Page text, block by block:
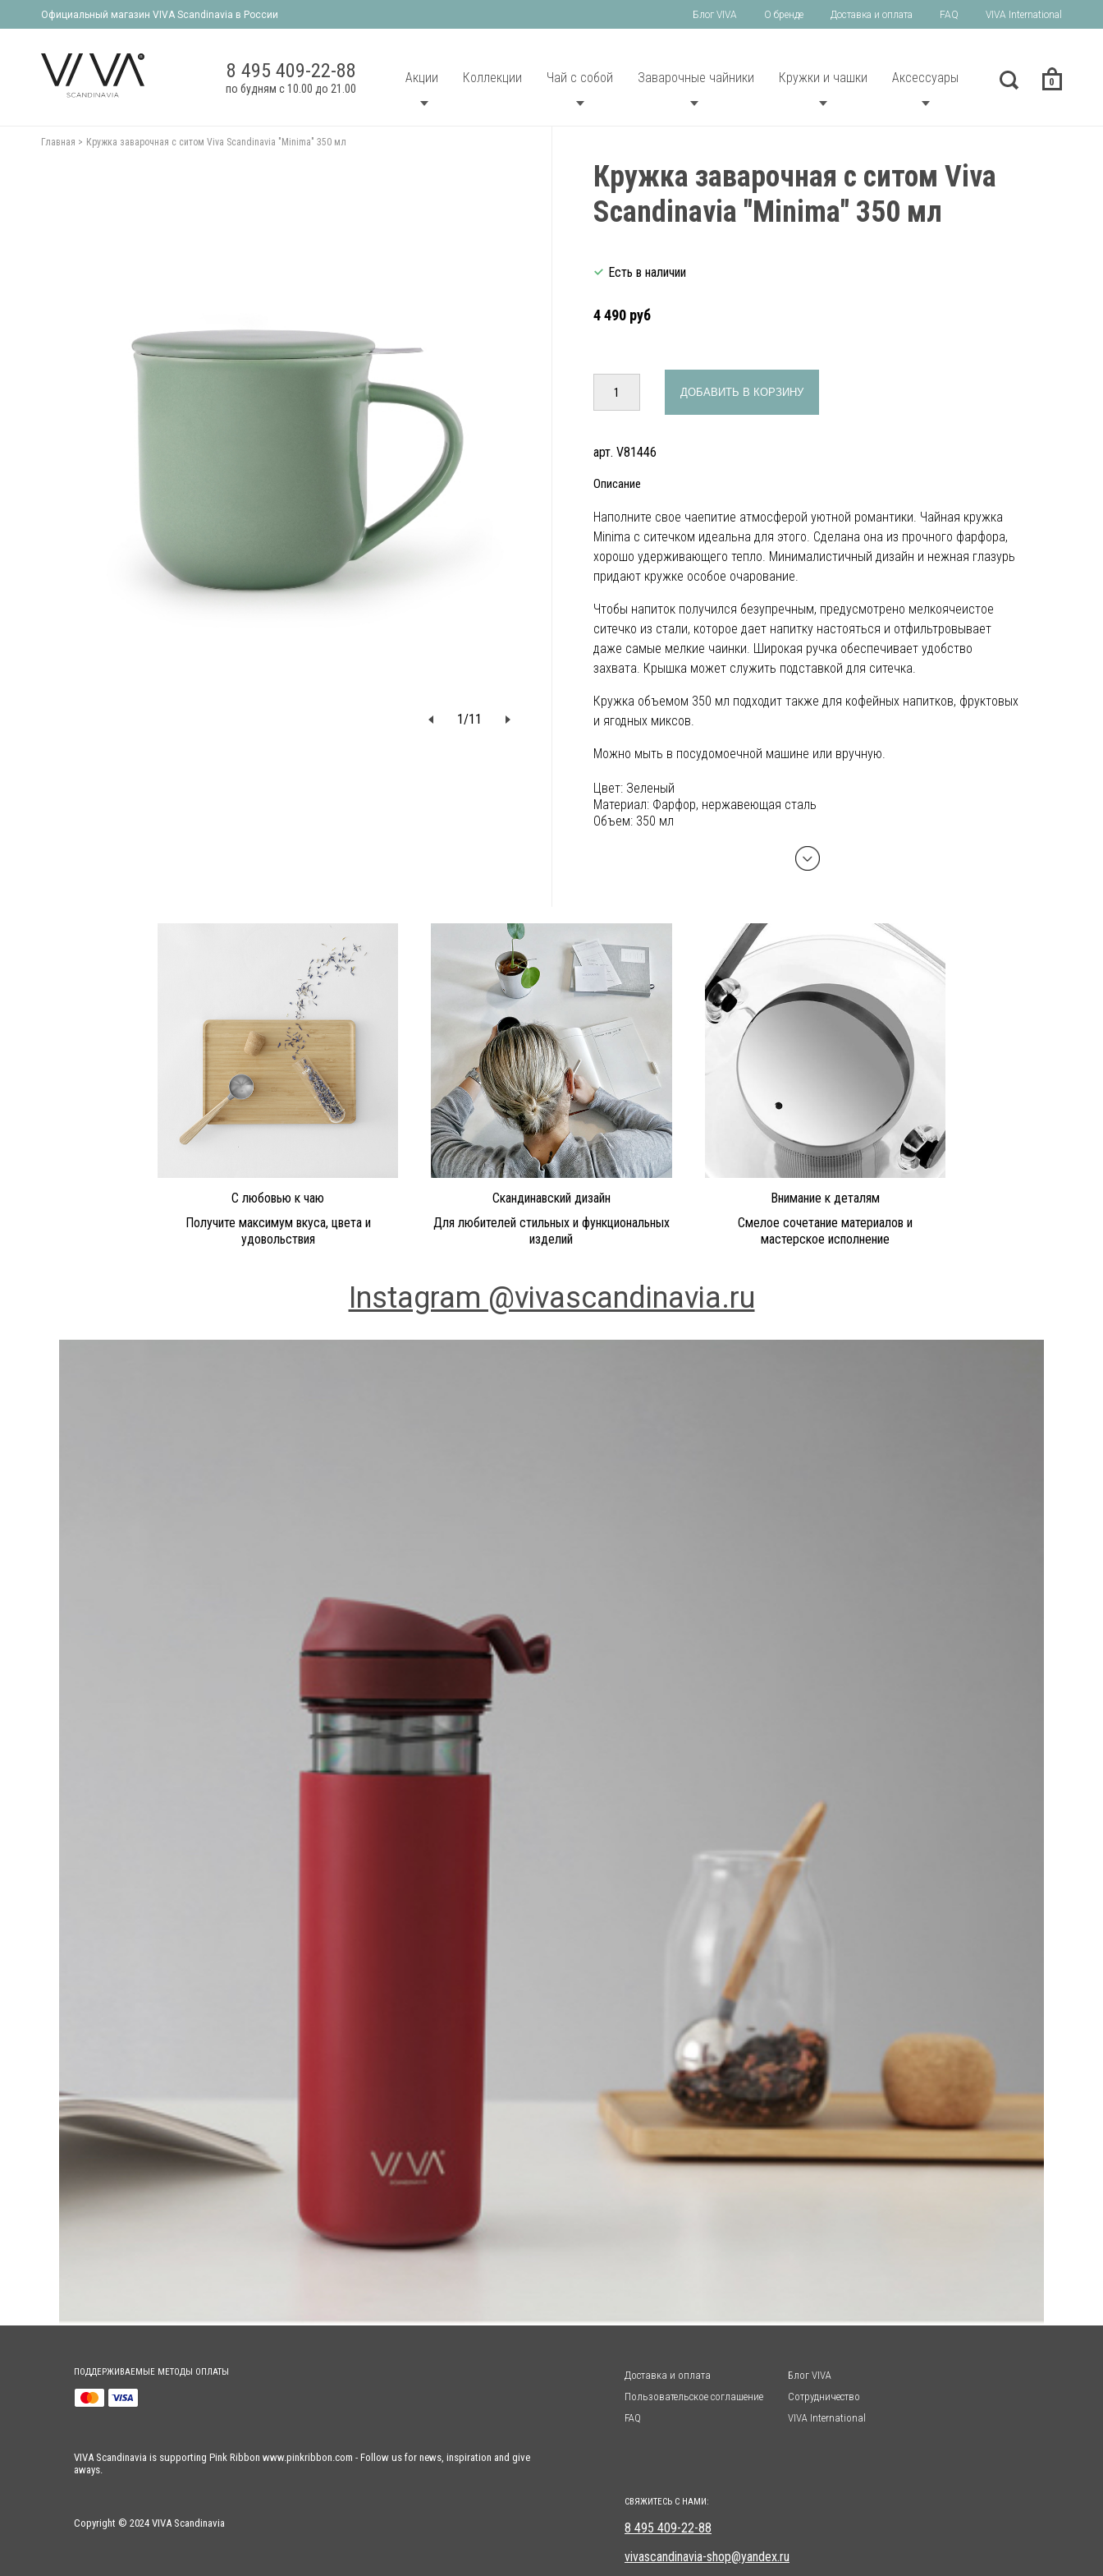
Официальный магазин VIVA Scandinavia в России Блог VIVA О бренде Доставка и оплата FAQ VIVA International
8 495 409-22-88
по будням с 10.00 до 21.00
Акции Коллекции Чай с собой Заварочные чайники Кружки и чашки Аксессуары 0
Главная Кружка заварочная с ситом Viva Scandinavia "Minima" 350 мл
1/11
Кружка заварочная с ситом Viva
Scandinavia "Minima" 350 мл
Есть в наличии
4 490 руб
ДОБАВИТЬ В КОРЗИНУ
арт. V81446
Описание
Наполните свое чаепитие атмосферой уютной романтики. Чайная кружка
Minima с ситечком идеальна для этого. Сделана она из прочного фарфора,
хорошо удерживающего тепло. Минималистичный дизайн и нежная глазурь
придают кружке особое очарование.
Чтобы напиток получился безупречным, предусмотрено мелкоячеистое
ситечко из стали, которое дает напитку настояться и отфильтровывает
даже самые мелкие чаинки. Широкая ручка обеспечивает удобство
захвата. Крышка может служить подставкой для ситечка.
Кружка объемом 350 мл подходит также для кофейных напитков, фруктовых
и ягодных миксов.
Можно мыть в посудомоечной машине или вручную.
Цвет: Зеленый
Материал: Фарфор, нержавеющая сталь
Объем: 350 мл
С любовью к чаю
Получите максимум вкуса, цвета и
удовольствия
Скандинавский дизайн
Для любителей стильных и функциональных
изделий
Внимание к деталям
Смелое сочетание материалов и
мастерское исполнение
Instagram @vivascandinavia.ru
ПОДДЕРЖИВАЕМЫЕ МЕТОДЫ ОПЛАТЫ
VIVA Scandinavia is supporting Pink Ribbon www.pinkribbon.com - Follow us for news, inspiration and give
aways.
Copyright © 2024 VIVA Scandinavia
Доставка и оплата
Пользовательское соглашение
FAQ
Блог VIVA
Сотрудничество
VIVA International
СВЯЖИТЕСЬ С НАМИ:
8 495 409-22-88
vivascandinavia-shop@yandex.ru